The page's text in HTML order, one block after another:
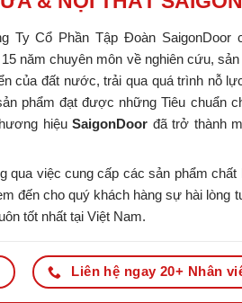
Ty Cổ Phần Tập Đoàn SaigonDoor
năm chuyên môn về nghiên cứu,
của đất nước, trải qua quá trình nỗ
phẩm đạt được những Tiêu chuẩn
hiệuSaigonDoor đã trở thành
qua việc cung cấp các sản phẩm
đến cho quý khách hàng sự hài lòng
tốt nhất tại Việt Nam.
Liên hệ ngay 20+ Nhân